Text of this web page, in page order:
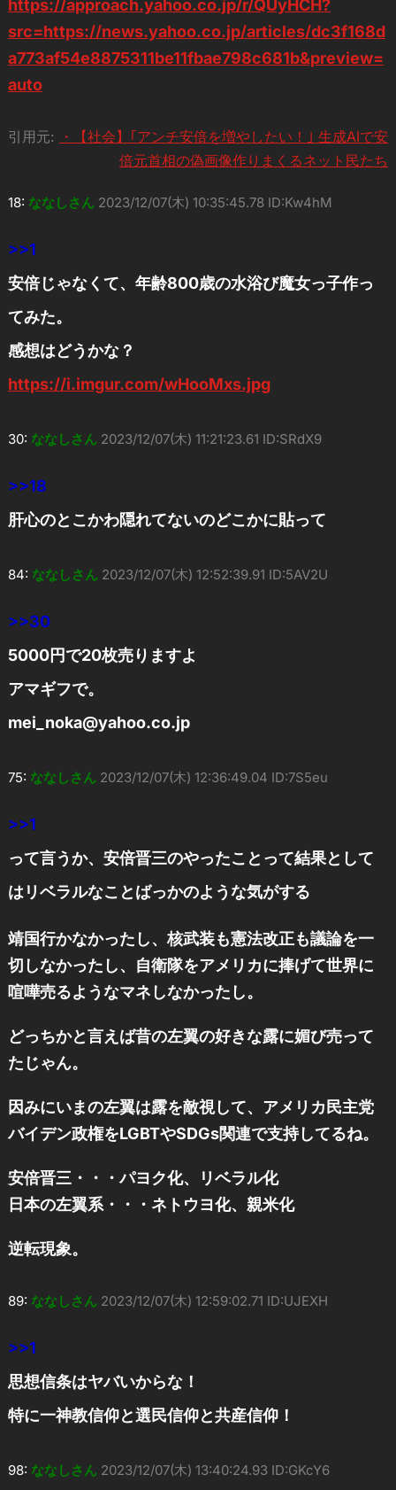
https://approach.yahoo.co.jp/r/QUyHCH?
src=https://news.yahoo.co.jp/articles/dc3f168d
a773af54e8875311be11fbae798c681b&preview=
auto
引用元:
・【社会】｢アンチ安倍を増やしたい！｣ 生成AIで安
倍元首相の偽画像作りまくるネット民たち
18: ななしさん 2023/12/07(木) 10:35:45.78 ID:Kw4hM
>>1
安倍じゃなくて、年齢800歳の水浴び魔女っ子作っ
てみた。
感想はどうかな？
https://i.imgur.com/wHooMxs.jpg
30: ななしさん 2023/12/07(木) 11:21:23.61 ID:SRdX9
>>18
肝心のとこかわ隠れてないのどこかに貼って
84: ななしさん 2023/12/07(木) 12:52:39.91 ID:5AV2U
>>30
5000円で20枚売りますよ
アマギフで。
mei_noka@yahoo.co.jp
75: ななしさん 2023/12/07(木) 12:36:49.04 ID:7S5eu
>>1
って言うか、安倍晋三のやったことって結果として
はリベラルなことばっかのような気がする
靖国行かなかったし、核武装も憲法改正も議論を一
切しなかったし、自衛隊をアメリカに捧げて世界に
喧嘩売るようなマネしなかったし。
どっちかと言えば昔の左翼の好きな露に媚び売って
たじゃん。
因みにいまの左翼は露を敵視して、アメリカ民主党
バイデン政権をLGBTやSDGs関連で支持してるね。
安倍晋三・・・パヨク化、リベラル化
日本の左翼系・・・ネトウヨ化、親米化
逆転現象。
89: ななしさん 2023/12/07(木) 12:59:02.71 ID:UJEXH
>>1
思想信条はヤバいからな！
特に一神教信仰と選民信仰と共産信仰！
98: ななしさん 2023/12/07(木) 13:40:24.93 ID:GKcY6